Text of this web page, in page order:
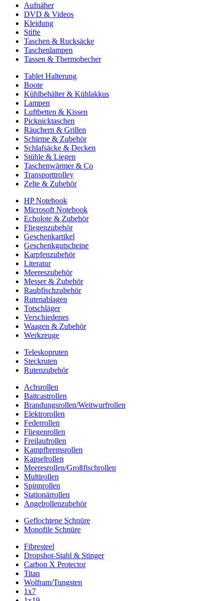
Aufnäher
DVD & Videos
Kleidung
Stifte
Taschen & Rucksäcke
Taschenlampen
Tassen & Thermobecher
Tablet Halterung
Boote
Kühlbehälter & Kühlakkus
Lampen
Luftbetten & Kissen
Picknicktaschen
Räuchern & Grillen
Schirme & Zubehör
Schlafsäcke & Decken
Stühle & Liegen
Taschenwärmer & Co
Transporttrolley
Zelte & Zubehör
HP Notebook
Microsoft Notebook
Echolote & Zubehör
Fliegenzubehör
Geschenkartikel
Geschenkgutscheine
Karpfenzubehör
Literatur
Meereszubehör
Messer & Zubehör
Raubfischzubehör
Rutenablagen
Totschläger
Verschiedenes
Waagen & Zubehör
Werkzeuge
Teleskopruten
Steckruten
Rutenzubehör
Achsrollen
Baitcastrollen
Brandungsrollen/Weitwurfrollen
Elektrorollen
Federrollen
Fliegenrollen
Freilaufrollen
Kampfbremsrollen
Kapselrollen
Meeresrollen/Großfischrollen
Multirollen
Spinnrollen
Stationärrollen
Angelrollenzubehör
Geflochtene Schnüre
Monofile Schnüre
Fibresteel
Dropshot-Stahl & Stinger
Carbon X Protector
Titan
Wolfram/Tungsten
1x7